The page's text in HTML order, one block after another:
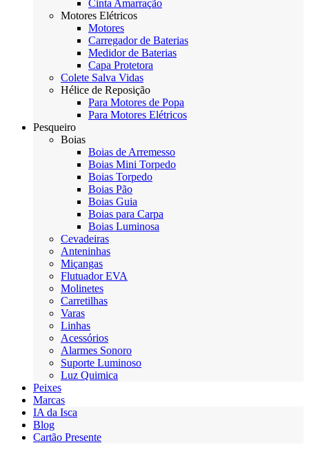
Cinta Amarração
Motores Elétricos
Motores
Carregador de Baterias
Medidor de Baterias
Capa Protetora
Colete Salva Vidas
Hélice de Reposição
Para Motores de Popa
Para Motores Elétricos
Pesqueiro
Boias
Boias de Arremesso
Boias Mini Torpedo
Boias Torpedo
Boias Pão
Boias Guia
Boias para Carpa
Boias Luminosa
Cevadeiras
Anteninhas
Miçangas
Flutuador EVA
Molinetes
Carretilhas
Varas
Linhas
Acessórios
Alarmes Sonoro
Suporte Luminoso
Luz Quimica
Peixes
Marcas
IA da Isca
Blog
Cartão Presente